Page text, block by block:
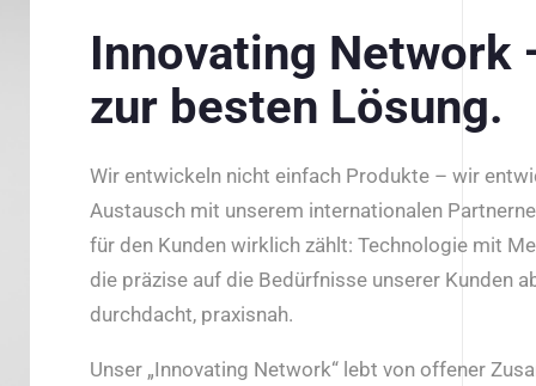
Innovating Network
zur besten Lösung.
Wir entwickeln nicht einfach Produkte – wir
Austausch mit unserem internationalen
für den Kunden wirklich zählt: Technologie mit
die präzise auf die Bedürfnisse unserer Kunden
durchdacht, praxisnah.
Unser „Innovating Network“ lebt von offener